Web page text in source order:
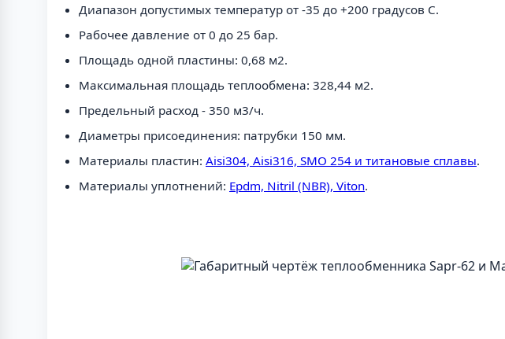
Диапазон допустимых температур от -35 до +200 градусов C.
Рабочее давление от 0 до 25 бар.
Площадь одной пластины: 0,68 м2.
Максимальная площадь теплообмена: 328,44 м2.
Предельный расход - 350 м3/ч.
Диаметры присоединения: патрубки 150 мм.
Материалы пластин: Aisi304, Aisi316, SMO 254 и титановые сплавы.
Материалы уплотнений: Epdm, Nitril (NBR), Viton.